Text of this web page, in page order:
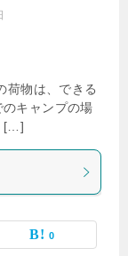
荷物は、できる
キャンプの場
[…]
0